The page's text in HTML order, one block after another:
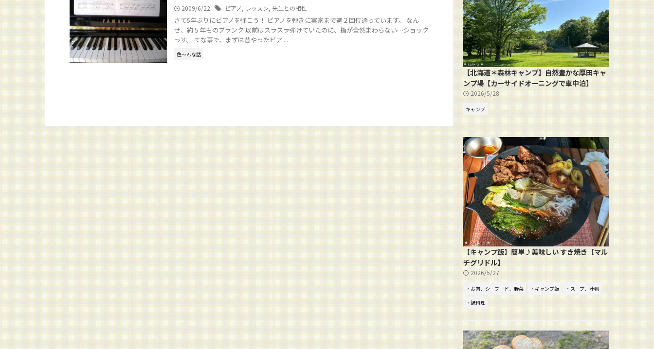
2009/6/22 ピアノ, レッスン, 先生との相性
さて5年ぶりにピアノを弾こう！ ピアノを弾きに実家まで週２回位通っています。 なん
せ、約５年ものブランク 以前はスラスラ弾けていたのに、指が全然まわらない…ショック
っす。 てな事で、まずは昔やったピア ...
色～んな話
【北海道＊森林キャンプ】自然豊かな厚田キャ
ンプ場【カーサイドオーニングで車中泊】
2026/5/28
キャンプ
【キャンプ飯】簡単♪美味しい すき焼き【マル
チグリドル】
2026/5/27
・お肉、シーフード、野菜 ・キャンプ飯
・スープ、汁物
・鍋料理